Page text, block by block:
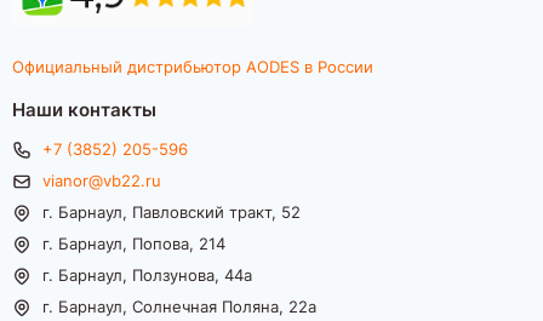
Официальный дистрибьютор AODES в России
Наши контакты
+7 (3852) 205-596
vianor@vb22.ru
г. Барнаул, Павловский тракт, 52
г. Барнаул, Попова, 214
г. Барнаул, Ползунова, 44а
г. Барнаул, Солнечная Поляна, 22а